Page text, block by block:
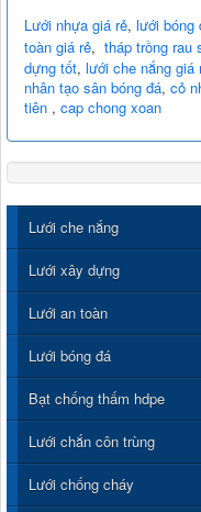
Lưới nhựa giá rẻ, lưới bóng
toàn giá rẻ, tháp trồng rau
dựng tốt, lưới che nắng giá
nhân tạo sân bóng đá, cỏ
tiên , cap chong xoan
Lưới che nắng
Lưới xây dựng
Lưới an toàn
Lưới bóng đá
Bạt chống thấm hdpe
Lưới chắn côn trùng
Lưới chống cháy